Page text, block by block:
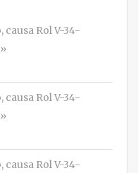
causa Rol V-34-
causa Rol V-34-
causa Rol V-34-